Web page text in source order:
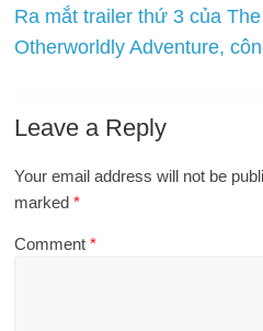
Ra mắt trailer thứ 3 của The
Otherworldly Adventure,
Leave a Reply
Your email address will not be
marked*
Comment*